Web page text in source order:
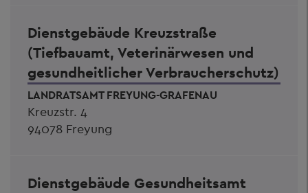
Dienstgebäude Kreuzstraße
(Tiefbauamt, Veterinärwesen und
gesundheitlicher Verbraucherschutz)
LANDRATSAMT FREYUNG-GRAFENAU
Kreuzstr. 4
94078 Freyung
Dienstgebäude Gesundheitsamt